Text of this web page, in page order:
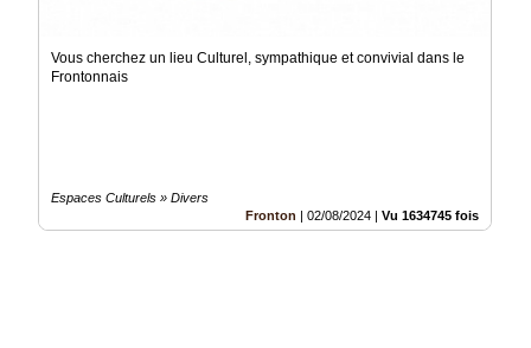
Vous cherchez un lieu Culturel, sympathique et convivial dans le
Frontonnais
Espaces Culturels » Divers
Fronton | 02/08/2024 | Vu 1634745 fois